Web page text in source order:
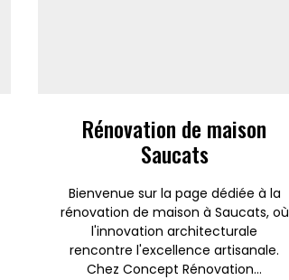
Rénovation de maison
Saucats
Bienvenue sur la page dédiée à la
rénovation de maison à Saucats, où
l'innovation architecturale
rencontre l'excellence artisanale.
Chez Concept Rénovation...